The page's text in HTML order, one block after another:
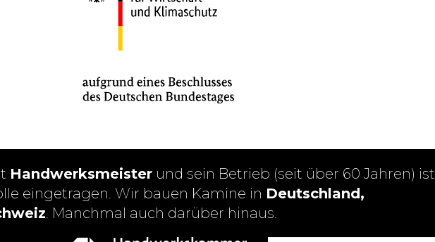
Handwerksmeister und sein Betrieb (seit über 60 Jahren) ist
eingetragen. Wir bauen Kamine in Deutschland,
. Manchmal auch darüber hinaus.